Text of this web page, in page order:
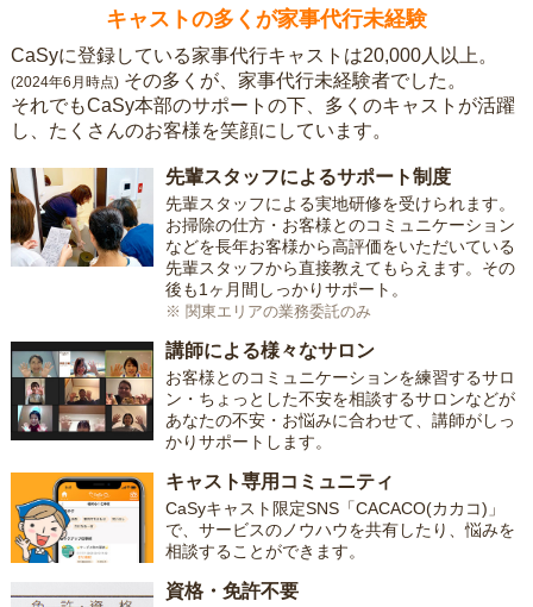
キャストの多くが家事代行未経験
CaSyに登録している家事代行キャストは20,000人以上。
(2024年6月時点) その多くが、家事代行未経験者でした。
それでもCaSy本部のサポートの下、多くのキャストが活躍
し、たくさんのお客様を笑顔にしています。
先輩スタッフによるサポート制度
先輩スタッフによる実地研修を受けられます。
お掃除の仕方・お客様とのコミュニケーション
などを長年お客様から高評価をいただいている
先輩スタッフから直接教えてもらえます。その
後も1ヶ月間しっかりサポート。
※ 関東エリアの業務委託のみ
講師による様々なサロン
お客様とのコミュニケーションを練習するサロ
ン・ちょっとした不安を相談するサロンなどが
あなたの不安・お悩みに合わせて、講師がしっ
かりサポートします。
キャスト専用コミュニティ
CaSyキャスト限定SNS「CACACO(カカコ)」
で、サービスのノウハウを共有したり、悩みを
相談することができます。
資格・免許不要